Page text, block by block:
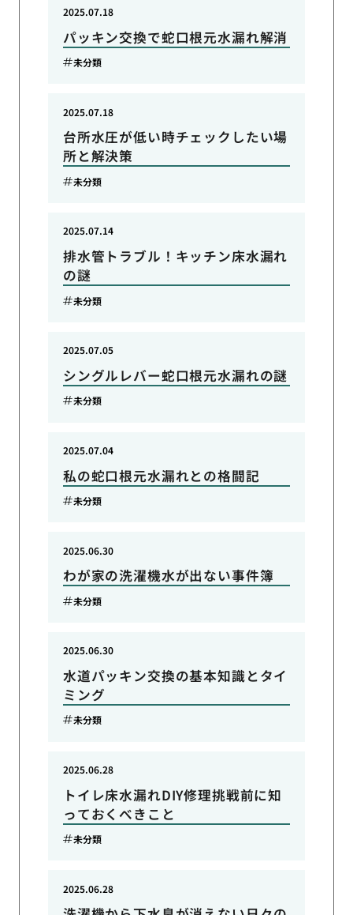
パッキン交換で蛇口根元水漏れ解消
2025.07.18
未分類
台所水圧が低い時チェックしたい場
所と解決策
2025.07.18
未分類
排水管トラブル！キッチン床水漏れ
の謎
2025.07.14
未分類
シングルレバー蛇口根元水漏れの謎
2025.07.05
未分類
私の蛇口根元水漏れとの格闘記
2025.07.04
未分類
わが家の洗濯機水が出ない事件簿
2025.06.30
未分類
水道パッキン交換の基本知識とタイ
ミング
2025.06.30
未分類
トイレ床水漏れDIY修理挑戦前に知
っておくべきこと
2025.06.28
未分類
2025.06.28